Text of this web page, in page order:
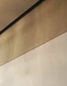
2/13